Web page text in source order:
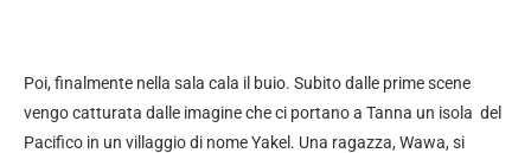
Poi, finalmente nella sala cala il buio. Subito dalle prime scene
vengo catturata dalle imagine che ci portano a Tanna un isola del
Pacifico in un villaggio di nome Yakel. Una ragazza, Wawa, si